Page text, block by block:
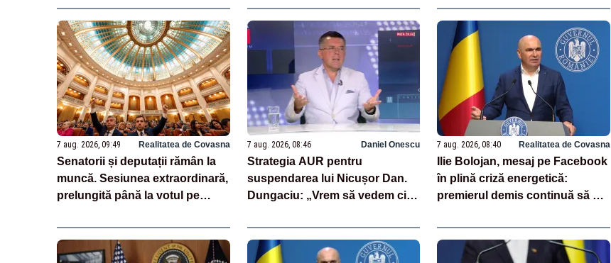
7 aug. 2026, 09:49 Realitatea de Covasna
Senatorii și deputații rămân la
muncă. Sesiunea extraordinară,
prelungită până la votul pe
7 aug. 2026, 08:46 Daniel Onescu
Strategia AUR pentru
suspendarea lui Nicușor Dan.
Dungaciu: „Vrem să vedem cine
7 aug. 2026, 08:40 Realitatea de Covasna
Ilie Bolojan, mesaj pe Facebook
în plină criză energetică:
premierul demis continuă să se